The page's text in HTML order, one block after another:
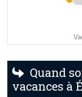
Quand
vacances à